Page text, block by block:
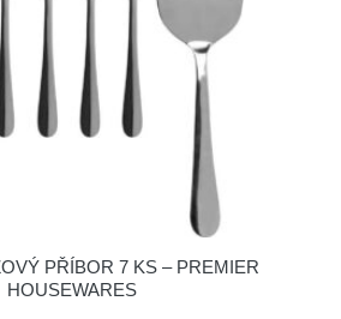
PŘÍBOR 7 KS – PREMIER
HOUSEWARES